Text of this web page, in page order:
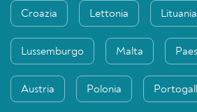
Croazia Lettonia Lituania
Lussemburgo Malta
Austria Polonia